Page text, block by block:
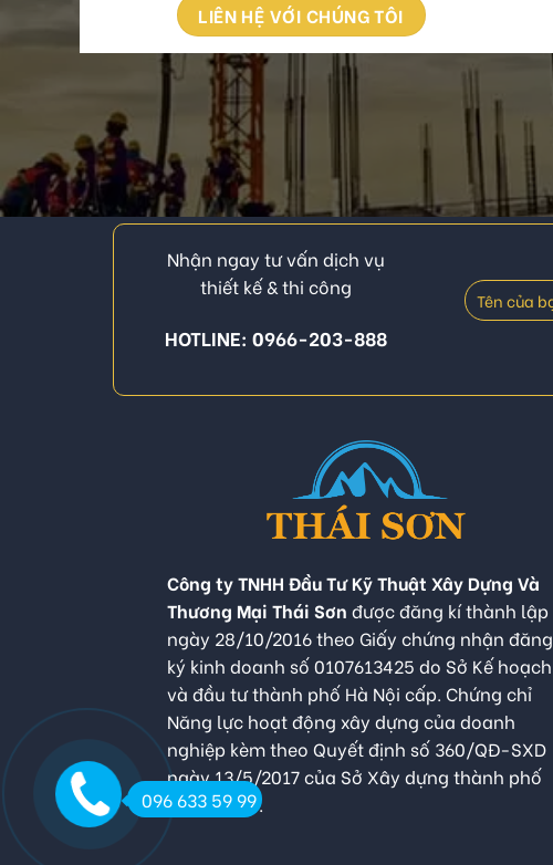
LIÊN HỆ VỚI CHÚNG TÔI
Nhận ngay tư vấn dịch vụ
thiết kế & thi công
HOTLINE: 0966-203-888
Công ty TNHH Đầu Tư Kỹ Thuật Xây Dựng Và
Thương Mại Thái Sơn được đăng kí thành lập
ngày 28/10/2016 theo Giấy chứng nhận đăng
ký kinh doanh số 0107613425 do Sở Kế hoạch
và đầu tư thành phố Hà Nội cấp. Chứng chỉ
Năng lực hoạt động xây dựng của doanh
nghiệp kèm theo Quyết định số 360/QĐ-SXD
ngày 13/5/2017 của Sở Xây dựng thành phố
Hà Nội cấp.
096 633 59 99